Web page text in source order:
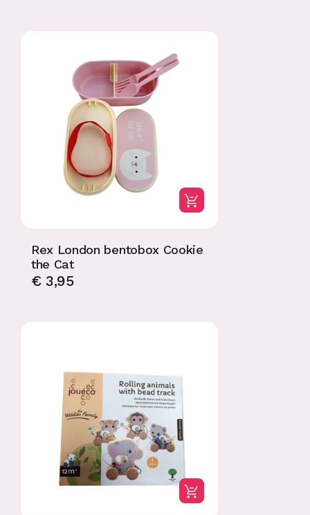
Rex London bentobox Cookie
the Cat
€3,95